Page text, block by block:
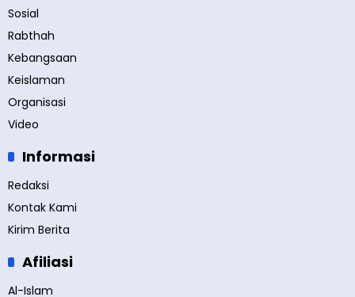
Sosial
Rabthah
Kebangsaan
Keislaman
Organisasi
Video
Informasi
Redaksi
Kontak Kami
Kirim Berita
Afiliasi
Al-Islam